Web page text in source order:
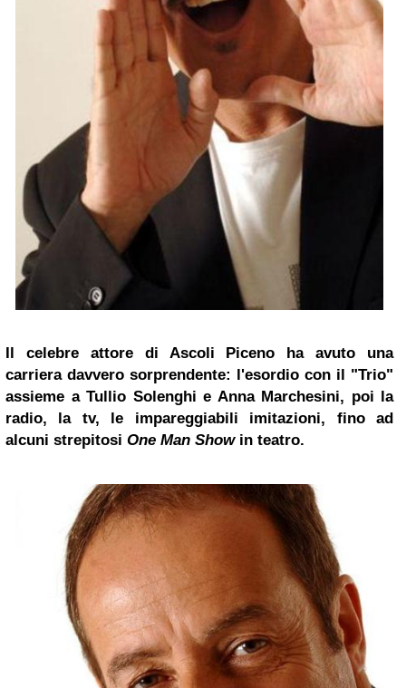
Il celebre attore di Ascoli Piceno ha avuto una
carriera davvero sorprendente: l'esordio con il "Trio"
assieme a Tullio Solenghi e Anna Marchesini, poi la
radio, la tv, le impareggiabili imitazioni, fino ad
alcuni strepitosi One Man Showin teatro.